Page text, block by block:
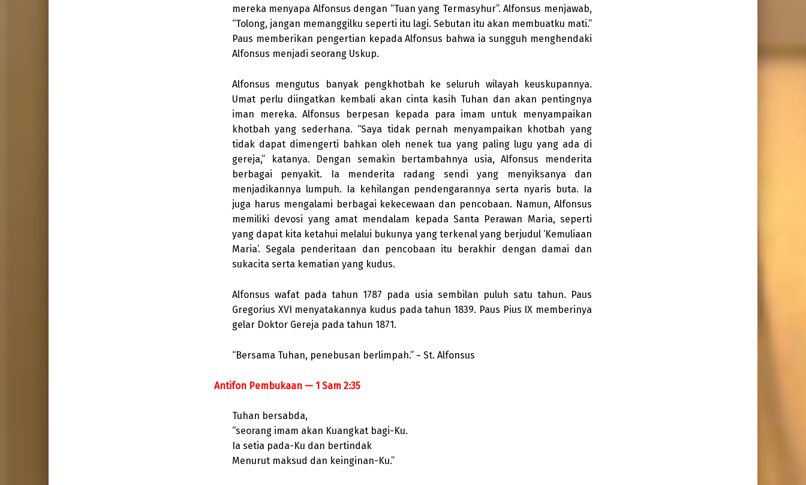
mereka menyapa Alfonsus dengan “Tuan yang Termasyhur”. Alfonsus menjawab,
“Tolong, jangan memanggilku seperti itu lagi. Sebutan itu akan membuatku mati.”
Paus memberikan pengertian kepada Alfonsus bahwa ia sungguh menghendaki
Alfonsus menjadi seorang Uskup.
Alfonsus mengutus banyak pengkhotbah ke seluruh wilayah keuskupannya.
Umat perlu diingatkan kembali akan cinta kasih Tuhan dan akan pentingnya
iman mereka. Alfonsus berpesan kepada para imam untuk menyampaikan
khotbah yang sederhana. “Saya tidak pernah menyampaikan khotbah yang
tidak dapat dimengerti bahkan oleh nenek tua yang paling lugu yang ada di
gereja,” katanya. Dengan semakin bertambahnya usia, Alfonsus menderita
berbagai penyakit. Ia menderita radang sendi yang menyiksanya dan
menjadikannya lumpuh. Ia kehilangan pendengarannya serta nyaris buta. Ia
juga harus mengalami berbagai kekecewaan dan pencobaan. Namun, Alfonsus
memiliki devosi yang amat mendalam kepada Santa Perawan Maria, seperti
yang dapat kita ketahui melalui bukunya yang terkenal yang berjudul ‘Kemuliaan
Maria’. Segala penderitaan dan pencobaan itu berakhir dengan damai dan
sukacita serta kematian yang kudus.
Alfonsus wafat pada tahun 1787 pada usia sembilan puluh satu tahun. Paus
Gregorius XVI menyatakannya kudus pada tahun 1839. Paus Pius IX memberinya
gelar Doktor Gereja pada tahun 1871.
“Bersama Tuhan, penebusan berlimpah.” ~ St. Alfonsus
Antifon Pembukaan — 1 Sam 2:35
Tuhan bersabda,
“seorang imam akan Kuangkat bagi-Ku.
Ia setia pada-Ku dan bertindak
Menurut maksud dan keinginan-Ku.”